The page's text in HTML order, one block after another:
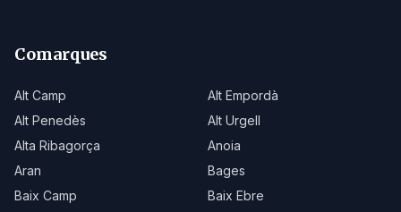
Comarques
Alt Camp
Alt Empordà
Alt Penedès
Alt Urgell
Alta Ribagorça
Anoia
Aran
Bages
Baix Camp
Baix Ebre